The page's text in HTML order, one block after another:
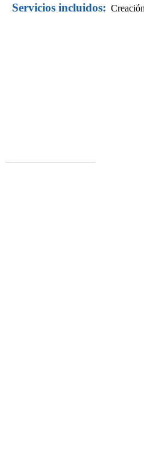
Servicios incluidos: